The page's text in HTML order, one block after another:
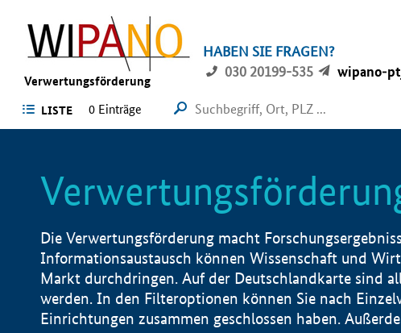
Verwertungsförderung
HABEN SIE FRAGEN?
030 20199-535
wipano-
LISTE 0 Einträge
Die Verwertungsförderung macht
Informationsaustausch können Wissenschaft und
Markt durchdringen. Auf der Deutschlandkarte sind
werden. In den Filteroptionen können Sie nach
Einrichtungen zusammen geschlossen haben.